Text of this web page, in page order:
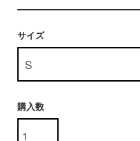
サイズ
購入数